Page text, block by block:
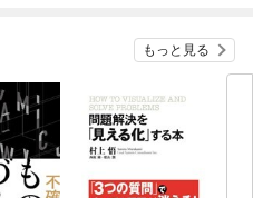
もっと見る